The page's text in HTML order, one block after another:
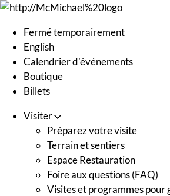
Skip
contentFermé temporairement
English
Calendrier d'événements
Boutique
Billets
Visiter
Préparez votre visite
Terrain et sentiers
Espace Restauration
Foire aux questions (FAQ)
Visites et programmes pour